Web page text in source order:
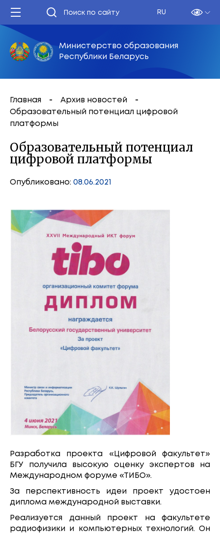
RU
Министерство образования
Республики Беларусь
Главная
Архив новостей
Образовательный потенциал цифровой
платформы
Образовательный потенциал
цифровой платформы
Опубликовано: 08.06.2021
Разработка проекта «Цифровой факультет»
БГУ получила высокую оценку экспертов на
Международном форуме «ТИБО».
За перспективность идеи проект удостоен
диплома международной выставки.
Реализуется данный проект на факультете
радиофизики и компьютерных технологий. Он